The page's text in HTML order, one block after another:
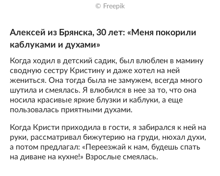
© Freepik
Алексей из Брянска, 30 лет: «Меня покорили
каблуками и духами»
Когда ходил в детский садик, был влюблен в мамину
сводную сестру Кристину и даже хотел на ней
жениться. Она тогда была не замужем, всегда много
шутила и смеялась. Я влюбился в нее за то, что она
носила красивые яркие блузки и каблуки, а еще
пользовалась приятными духами.
Когда Кристи приходила в гости, я забирался к ней на
руки, рассматривал бижутерию на груди, нюхал духи,
а потом предлагал: «Переезжай к нам, будешь спать
на диване на кухне!» Взрослые смеялась.